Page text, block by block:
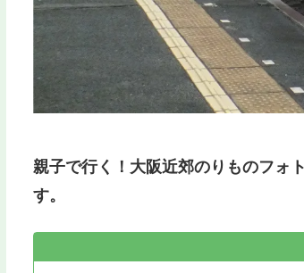
親子で行く！大阪近郊のりものフォ
す。